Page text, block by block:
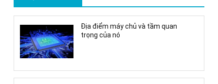
Địa điểm máy chủ và tầm quan
trọng của nó